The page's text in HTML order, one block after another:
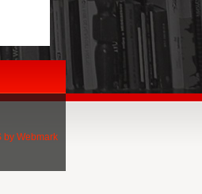
by Webmark